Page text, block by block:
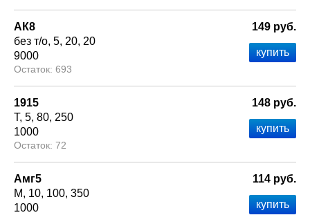
АК8
без т/о 5 20 20
9000
693
149 руб.
1915
Т 5 80 250
1000
72
148 руб.
Амг5
М
10 100 350
1000
114 руб.